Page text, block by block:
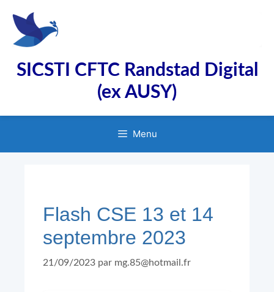
contenu
SICSTI CFTC Randstad Digital
(ex AUSY)
Menu
Flash CSE 13 et 14
septembre 2023
21/09/2023 par mg.85@hotmail.fr